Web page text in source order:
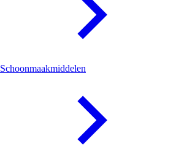
Schoonmaakmiddelen